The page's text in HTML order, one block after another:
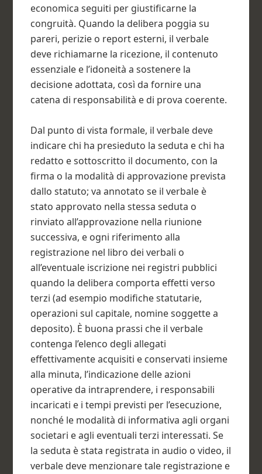
economica seguiti per giustificarne la
congruità. Quando la delibera poggia su
pareri, perizie o report esterni, il verbale
deve richiamarne la ricezione, il contenuto
essenziale e l’idoneità a sostenere la
decisione adottata, così da fornire una
catena di responsabilità e di prova coerente.
Dal punto di vista formale, il verbale deve
indicare chi ha presieduto la seduta e chi ha
redatto e sottoscritto il documento, con la
firma o la modalità di approvazione prevista
dallo statuto; va annotato se il verbale è
stato approvato nella stessa seduta o
rinviato all’approvazione nella riunione
successiva, e ogni riferimento alla
registrazione nel libro dei verbali o
all’eventuale iscrizione nei registri pubblici
quando la delibera comporta effetti verso
terzi (ad esempio modifiche statutarie,
operazioni sul capitale, nomine soggette a
deposito). È buona prassi che il verbale
contenga l’elenco degli allegati
effettivamente acquisiti e conservati insieme
alla minuta, l’indicazione delle azioni
operative da intraprendere, i responsabili
incaricati e i tempi previsti per l’esecuzione,
nonché le modalità di informativa agli organi
societari e agli eventuali terzi interessati. Se
la seduta è stata registrata in audio o video, il
verbale deve menzionare tale registrazione e